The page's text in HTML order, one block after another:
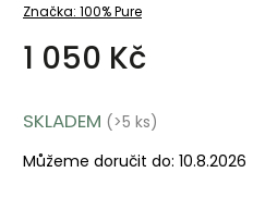
Značka: 100% Pure
1 050 Kč
SKLADEM (>5 ks)
Můžeme doručit do: 10.8.2026